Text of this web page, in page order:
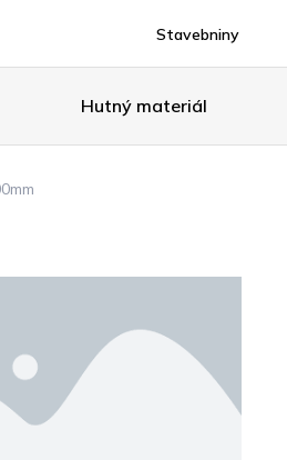
Stavebniny
Hutný materiál